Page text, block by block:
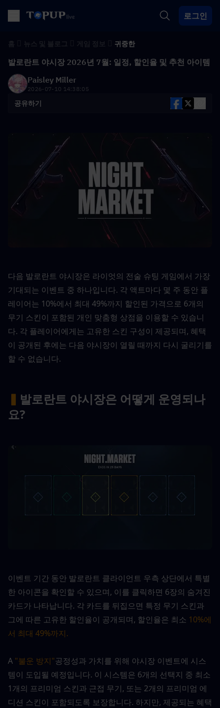
로그인
귀중한
발로란트 야시장 2026년 7월: 일정, 할인율 및 추천 아이템
Paisley Miller
2026-07-10 14:38:05
공유하기
다음 발로란트 야시장은 라이엇의 전술 슈팅 게임에서 가장
기대되는 이벤트 중 하나입니다. 각 액트마다 몇 주 동안 플
레이어는 10%에서 최대 49%까지 할인된 가격으로 6개의
무기 스킨이 포함된 개인 맞춤형 상점을 이용할 수 있습니
다. 각 플레이어에게는 고유한 스킨 구성이 제공되며, 혜택
이 공개된 후에는 다음 야시장이 열릴 때까지 다시 굴리기를
할 수 없습니다.
▍ 발로란트 야시장은 어떻게 운영되나
요?
이벤트 기간 동안 발로란트 클라이언트 우측 상단에서 특별
한 아이콘을 확인할 수 있으며, 이를 클릭하면 6장의 숨겨진
카드가 나타납니다. 각 카드를 뒤집으면 특정 무기 스킨과
그에 따른 고유한 할인율이 공개되며, 할인율은 최소 10%에
서 최대 49%까지.
A "불운 방지"공정성과 가치를 위해 야시장 이벤트에 시스
템이 도입될 예정입니다. 이 시스템은 6개의 선택지 중 최소
1개의 프리미엄 스킨과 근접 무기, 또는 2개의 프리미엄 에
디션 스킨이 포함되도록 보장합니다. 하지만, 제공되는 혜택